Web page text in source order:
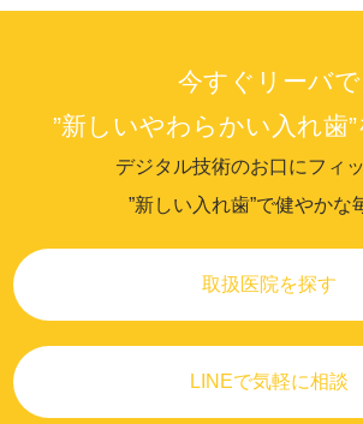
今すぐリーバで
”新しいやわらかい入れ歯
デジタル技術のお口にフィ
”新しい入れ歯”で健やかな
取扱医院を探す
LINEで気軽に相談